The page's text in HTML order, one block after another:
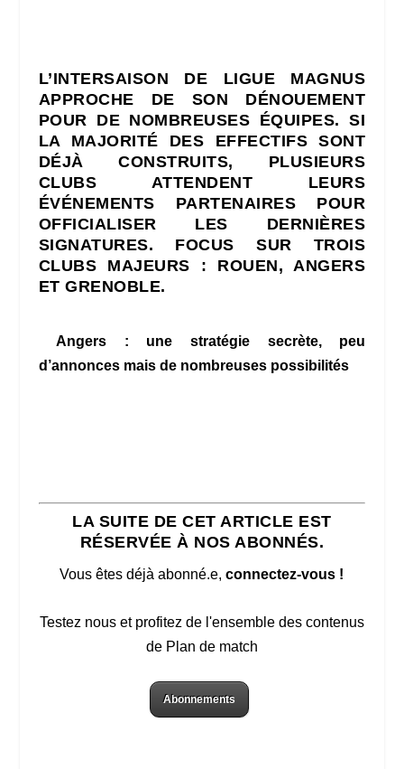
L’INTERSAISON DE LIGUE MAGNUS
APPROCHE DE SON DÉNOUEMENT
POUR DE NOMBREUSES ÉQUIPES. SI
LA MAJORITÉ DES EFFECTIFS SONT
DÉJÀ CONSTRUITS, PLUSIEURS
CLUBS ATTENDENT LEURS
ÉVÉNEMENTS PARTENAIRES POUR
OFFICIALISER LES DERNIÈRES
SIGNATURES. FOCUS SUR TROIS
CLUBS MAJEURS : ROUEN, ANGERS
ET GRENOBLE.
Angers : une stratégie secrète, peu
d’annonces mais de nombreuses possibilités
LA SUITE DE CET ARTICLE EST
RÉSERVÉE À NOS ABONNÉS.
Vous êtes déjà abonné.e,connectez-vous !
Testez nous et profitez de l'ensemble des contenus
de Plan de match
Abonnements